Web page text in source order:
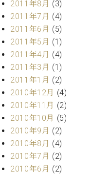
律
料
金
表
お
い
合
わ
せ
尾山調律師のブ
ログ Die
Musikgasse（音
楽の小道）
2011年8月 (3)
2011年7月 (4)
2011年6月 (5)
2011年5月 (1)
2011年4月 (4)
2011年3月 (1)
2011年1月 (2)
2010年12月 (4)
2010年11月 (2)
2010年10月 (5)
2010年9月 (2)
2010年8月 (4)
2010年7月 (2)
2010年6月 (2)